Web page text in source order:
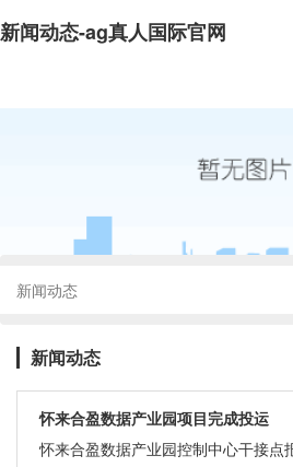
新闻动态-ag真人国际官网
新闻动态
新闻动态
怀来合盈数据产业园项目完成投运
怀来合盈数据产业园控制中心干接点